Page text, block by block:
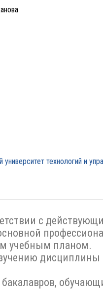
технологий и
с
учебным планом.
дисциплины